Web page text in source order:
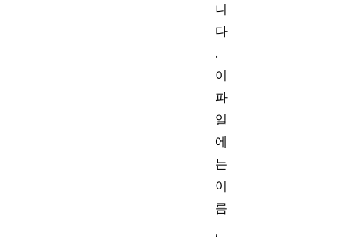
니
다
.
이
파
일
에
는
이
름
,